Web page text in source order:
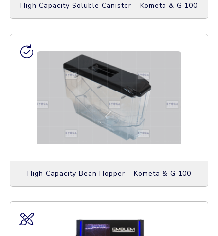
High Capacity Soluble Canister – Kometa & G 100
High Capacity Bean Hopper – Kometa & G 100